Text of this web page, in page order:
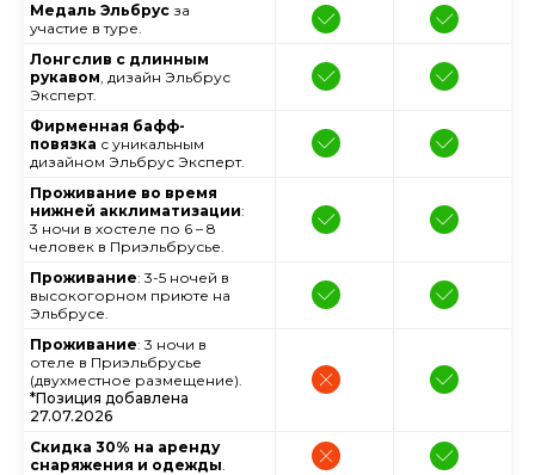
Медаль Эльбрус за
участие в туре.
Лонгслив с длинным
рукавом, дизайн Эльбрус
Эксперт.
Фирменная бафф-
повязка с уникальным
дизайном Эльбрус Эксперт.
Проживание во время
нижней акклиматизации:
3 ночи в хостеле по 6 – 8
человек в Приэльбрусье.
Проживание: 3-5 ночей в
высокогорном приюте на
Эльбрусе.
Проживание: 3 ночи в
отеле в Приэльбрусье
(двухместное размещение).
*Позиция добавлена
27.07.2026
Скидка 30% на аренду
снаряжения и одежды.